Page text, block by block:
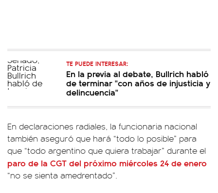
TE PUEDE INTERESAR:
En la previa al debate, Bullrich habló
de terminar "con años de injusticia y
delincuencia"
En declaraciones radiales, la funcionaria nacional
también aseguró que hará “todo lo posible” para
que “todo argentino que quiera trabajar” durante el
paro de la CGT del próximo miércoles 24 de enero
“no se sienta amedrentado”.